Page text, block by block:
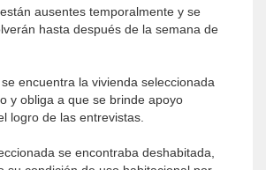
ausentes temporalmente y se
hasta después de la semana de
encuentra la vivienda seleccionada
y obliga a que se brinde apoyo
logro de las entrevistas.
se encontraba deshabitada,